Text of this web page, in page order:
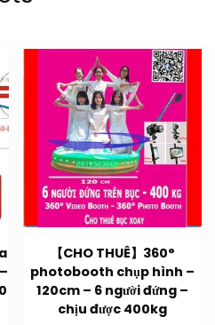
【CHO THUÊ】360°
photobooth chụp hình –
120cm – 6 người đứng –
chịu được 400kg